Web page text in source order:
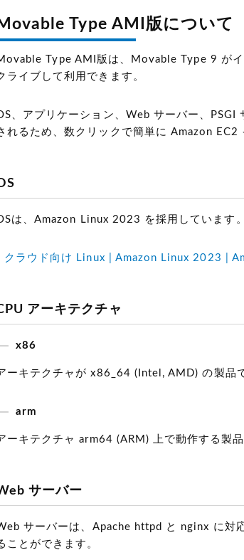
Type AMI版について
Type AMI版は、Movable Type 9 が
ライブして利用できます。
、アプリケーション、Web サーバー、
れるため、数クリックで簡単に Amazon
は、Amazon Linux 2023 を採用しています
クラウド向け Linux | Amazon Linux 2023 |
アーキテクチャ
x86
ーキテクチャが x86_64 (Intel, AMD) の製品
arm
ーキテクチャ arm64 (ARM) 上で動作する製品
サーバー
サーバーは、Apache httpd と nginx に対
ことができます。